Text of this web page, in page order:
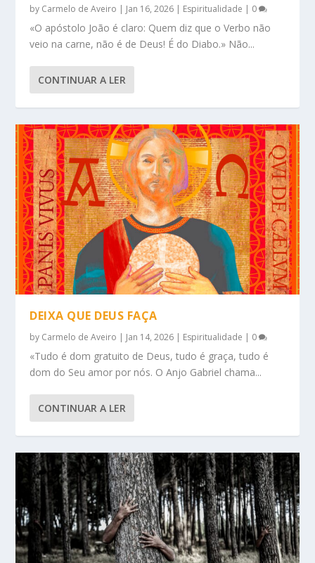
by Carmelo de Aveiro | Jan 16, 2026 | Espiritualidade | 0
«O apóstolo João é claro: Quem diz que o Verbo não
veio na carne, não é de Deus! É do Diabo.» Não...
CONTINUAR A LER
DEIXA QUE DEUS FAÇA
by Carmelo de Aveiro | Jan 14, 2026 | Espiritualidade | 0
«Tudo é dom gratuito de Deus, tudo é graça, tudo é
dom do Seu amor por nós. O Anjo Gabriel chama...
CONTINUAR A LER